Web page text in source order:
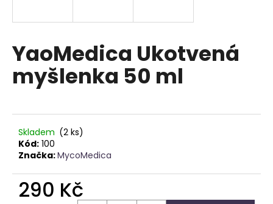
YaoMedica Ukotvená
myšlenka 50 ml
Skladem (2 ks)
Kód: 100
Značka:MycoMedica
290 Kč
í
t
?
D